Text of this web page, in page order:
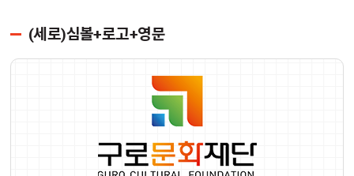
(세로)심볼+로고+영문